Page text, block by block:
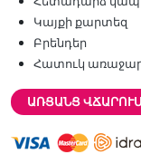
Կայքի քարտեզ
Բրենդեր
Հատուկ
ԱՌՑԱՆՑ